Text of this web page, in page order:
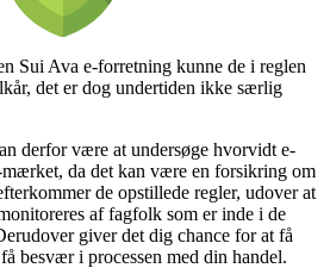
Sui Ava e-forretning kunne de i reglen
det er dog undertiden ikke særlig
derfor være at undersøge hvorvidt e-
da det kan være en forsikring om
de opstillede regler, udover at
af fagfolk som er inde i de
giver det dig chance for at få
besvær i processen med din handel.